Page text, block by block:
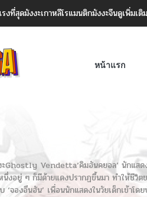
งที่สุดมังงะเกาหลีโรแมนติกมังงะจีนดูเพิ่มเติม
หน้าแรก
ะGhostly Vendetta‘คิมฮันคยอล’ นักแสด
นึ่งอยู่ ๆ ก็มีด้ายแดงปรากฏขึ้นมา ทำให้ชีวิต
‘จองอึนฮัน’ เพื่อนนักแสดงในวัยเด็กเข้าโ